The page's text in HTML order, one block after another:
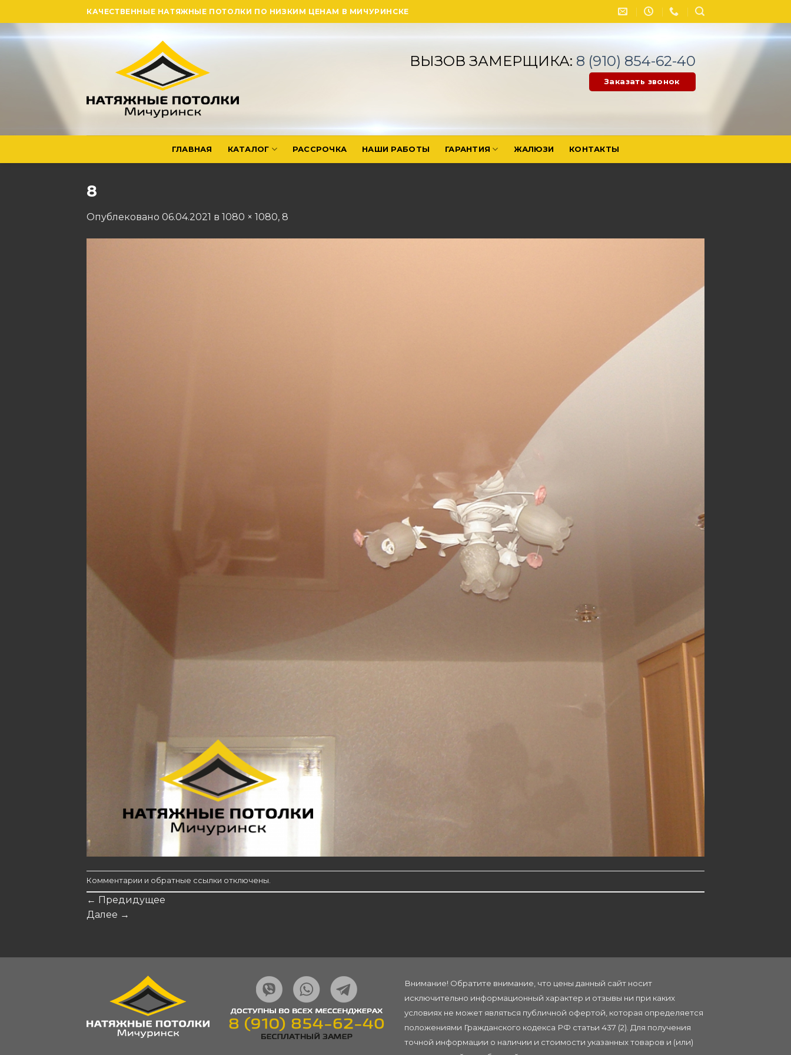
to
content
КАЧЕСТВЕННЫЕ НАТЯЖНЫЕ ПОТОЛКИ ПО НИЗКИМ ЦЕНАМ В МИЧУРИНСКЕ
ВЫЗОВ ЗАМЕРЩИКА: 8 (910) 854-62-40
Заказать звонок
ГЛАВНАЯ КАТАЛОГ РАССРОЧКА НАШИ РАБОТЫ ГАРАНТИЯ ЖАЛЮЗИ КОНТАКТЫ
8
Опублековано 06.04.2021 в 1080 × 1080, 8
Комментарии и обратные ссылки отключены.
← Предидущее
Далее →
Внимание! Обратите внимание, что цены данный сайт носит
исключительно информационный характер и отзывы ни при каких
условиях не может являться публичной офертой, которая определяется
положениями Гражданского кодекса РФ статьи 437 (2). Для получения
точной информации о наличии и стоимости указанных товаров и (или)